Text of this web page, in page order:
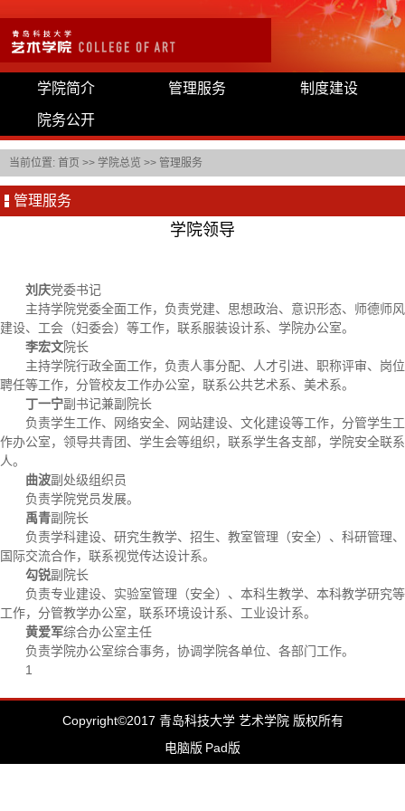
学院简介 管理服务 制度建设
院务公开
当前位置: 首页 >> 学院总览 >> 管理服务
管理服务
学院领导
刘庆党委书记
主持学院党委全面工作，负责党建、思想政治、意识形态、师德师风
建设、工会（妇委会）等工作，联系服装设计系、学院办公室。
李宏文院长
主持学院行政全面工作，负责人事分配、人才引进、职称评审、岗位
聘任等工作，分管校友工作办公室，联系公共艺术系、美术系。
丁一宁副书记兼副院长
负责学生工作、网络安全、网站建设、文化建设等工作，分管学生工
作办公室，领导共青团、学生会等组织，联系学生各支部，学院安全联系
人。
曲波副处级组织员
负责学院党员发展。
禹青副院长
负责学科建设、研究生教学、招生、教室管理（安全）、科研管理、
国际交流合作，联系视觉传达设计系。
勾锐副院长
负责专业建设、实验室管理（安全）、本科生教学、本科教学研究等
工作，分管教学办公室，联系环境设计系、工业设计系。
黄爱军综合办公室主任
负责学院办公室综合事务，协调学院各单位、各部门工作。
1
Copyright©2017 青岛科技大学 艺术学院 版权所有
电脑版 Pad版